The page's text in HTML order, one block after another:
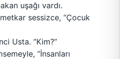
uşağı vardı.
sessizce, “Çocuk
Usta. “Kim?”
“İnsanları